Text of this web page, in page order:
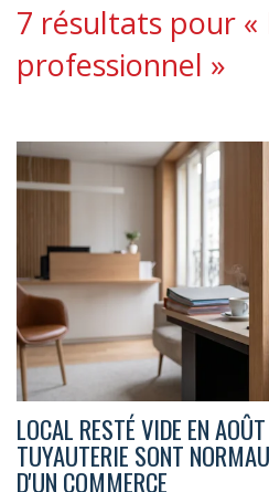
7 résultats pour «
professionnel »
LOCAL RESTÉ VIDE EN
TUYAUTERIE SONT
D'UN COMMERCE